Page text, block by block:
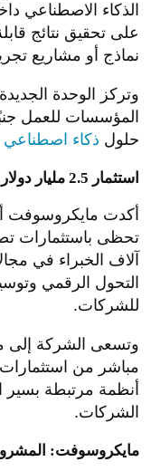
الذكاء الاصطناعي
على تحقيق نتائج
نماذج أو مشاريع
وتركز الوحدة
المؤسسات للعمل
حلول ذكاء اصطناعي
استثمار 2.5 مليار دولار لدعم الذكاء الاصطناعي في الشركات
آلاف الخبراء في
التحول الرقمي
للشركات.
وتسعى الشركة إلى
مباشر من استثمارات
أنظمة مرتبطة بسير
الشركات.
مايكروسوفت: المشروع